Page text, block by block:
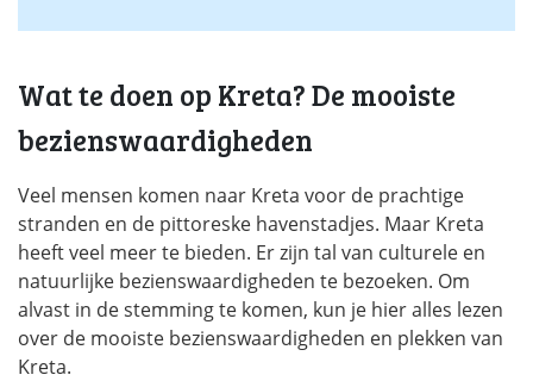
Wat te doen op Kreta? De mooiste
bezienswaardigheden
Veel mensen komen naar Kreta voor de prachtige
stranden en de pittoreske havenstadjes. Maar Kreta
heeft veel meer te bieden. Er zijn tal van culturele en
natuurlijke bezienswaardigheden te bezoeken. Om
alvast in de stemming te komen, kun je hier alles lezen
over de mooiste bezienswaardigheden en plekken van
Kreta.